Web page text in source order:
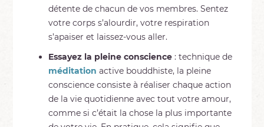
détente de chacun de vos membres. Sentez
votre corps s’alourdir, votre respiration
s’apaiser et laissez-vous aller.
Essayez la pleine conscience : technique de
méditation active bouddhiste, la pleine
conscience consiste à réaliser chaque action
de la vie quotidienne avec tout votre amour,
comme si c’était la chose la plus importante